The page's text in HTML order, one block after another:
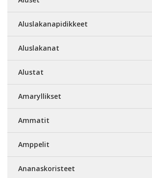
Aluslakanapidikkeet
Aluslakanat
Alustat
Amaryllikset
Ammatit
Amppelit
Ananaskoristeet